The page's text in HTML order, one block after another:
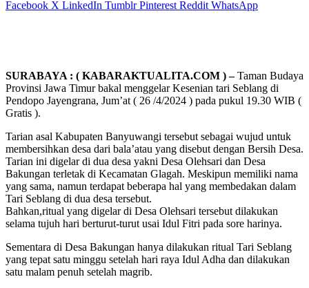
Facebook X LinkedIn Tumblr Pinterest Reddit WhatsApp
SURABAYA : ( KABARAKTUALITA.COM ) –Taman Budaya
Provinsi Jawa Timur bakal menggelar Kesenian tari Seblang di
Pendopo Jayengrana, Jum’at ( 26 /4/2024 ) pada pukul 19.30 WIB (
Gratis ).
Tarian asal Kabupaten Banyuwangi tersebut sebagai wujud untuk
membersihkan desa dari bala’atau yang disebut dengan Bersih Desa.
Tarian ini digelar di dua desa yakni Desa Olehsari dan Desa
Bakungan terletak di Kecamatan Glagah. Meskipun memiliki nama
yang sama, namun terdapat beberapa hal yang membedakan dalam
Tari Seblang di dua desa tersebut.
Bahkan,ritual yang digelar di Desa Olehsari tersebut dilakukan
selama tujuh hari berturut-turut usai Idul Fitri pada sore harinya.
Sementara di Desa Bakungan hanya dilakukan ritual Tari Seblang
yang tepat satu minggu setelah hari raya Idul Adha dan dilakukan
satu malam penuh setelah magrib.